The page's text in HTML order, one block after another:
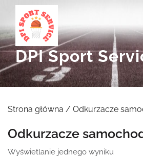
content
DPI Sport
Strona główna / Odkurzacze
Odkurzacze
Wyświetlanie jednego wyniku